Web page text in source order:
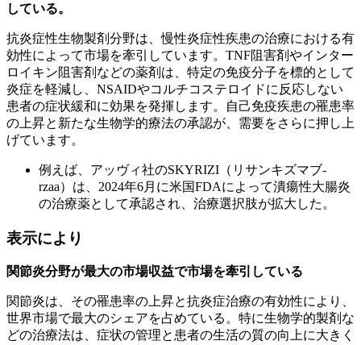
している。
抗炎症性生物製剤分野は、慢性炎症性疾患の治療における有
効性によって市場を牽引しています。TNF阻害剤やインター
ロイキン阻害剤などの薬剤は、特定の免疫分子を標的として
炎症を軽減し、NSAIDやコルチコステロイドに反応しない
患者の症状緩和に効果を発揮します。自己免疫疾患の罹患率
の上昇と新たな生物学的療法の承認が、需要をさらに押し上
げています。
例えば、アッヴィ社のSKYRIZI（リサンキズマブ-
rzaa）は、2024年6月に米国FDAによって潰瘍性大腸炎
の治療薬として承認され、治療選択肢が拡大した。
表示により
関節炎分野が最大の市場収益で市場を牽引している
関節炎は、その罹患率の上昇と抗炎症治療の有効性により、
世界市場で最大のシェアを占めている。特に生物学的製剤な
どの治療法は、症状の管理と患者の生活の質の向上に大きく